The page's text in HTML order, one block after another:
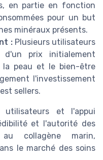
en partie en fonction
pour un but
minéraux présents.
:Plusieurs utilisateurs
d'un prix initialement
la peau et le bien-être
l'investissement
sellers.
utilisateurs et l'appui
et l'autorité des
au collagène marin,
le marché des soins